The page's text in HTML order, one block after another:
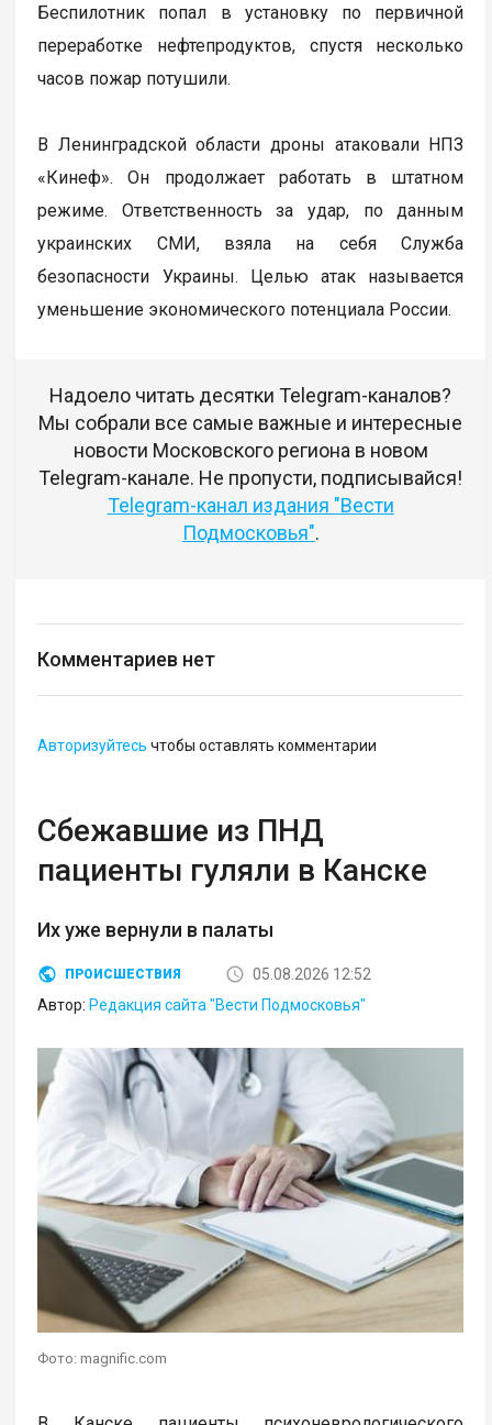
Беспилотник попал в установку по первичной
переработке нефтепродуктов, спустя несколько
часов пожар потушили.
В Ленинградской области дроны атаковали НПЗ
«Кинеф». Он продолжает работать в штатном
режиме. Ответственность за удар, по данным
украинских СМИ, взяла на себя Служба
безопасности Украины. Целью атак называется
уменьшение экономического потенциала России.
Надоело читать десятки Telegram-каналов?
Мы собрали все самые важные и интересные
новости Московского региона в новом
Telegram-канале. Не пропусти, подписывайся!
Telegram-канал издания "Вести
Подмосковья".
Комментариев нет
Авторизуйтесь чтобы оставлять комментарии
Сбежавшие из ПНД
пациенты гуляли в Канске
Их уже вернули в палаты
ПРОИСШЕСТВИЯ
05.08.2026 12:52
Автор: Редакция сайта "Вести Подмосковья"
Фото: magnific.com